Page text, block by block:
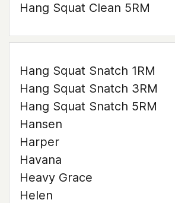
Hang Squat Clean 5RM
Hang Squat Snatch 1RM
Hang Squat Snatch 3RM
Hang Squat Snatch 5RM
Hansen
Harper
Havana
Heavy Grace
Helen